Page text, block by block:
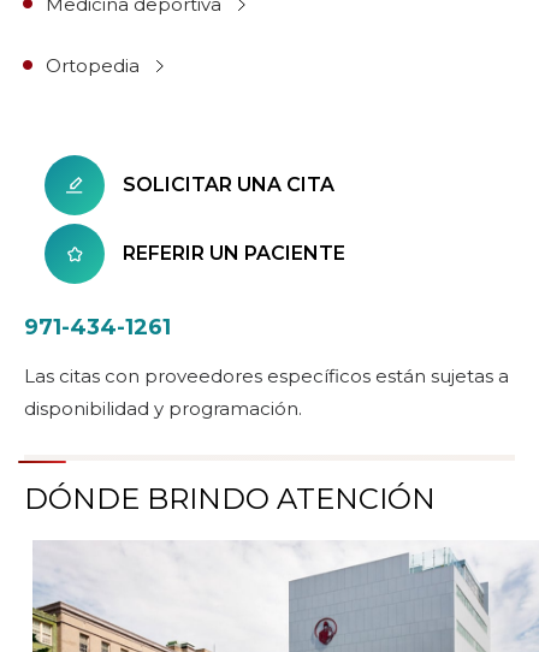
Ortopedia
SOLICITAR UNA CITA
REFERIR UN PACIENTE
971-434-1261
Las citas con proveedores específicos están sujetas a
disponibilidad y programación.
DÓNDE BRINDO ATENCIÓN